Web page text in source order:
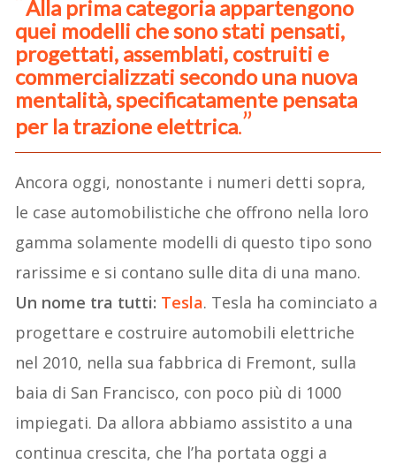
Alla prima categoria appartengono
quei modelli che sono stati pensati,
progettati, assemblati, costruiti e
commercializzati secondo una nuova
mentalità, specificatamente pensata
per la trazione elettrica.
Ancora oggi, nonostante i numeri detti sopra,
le case automobilistiche che offrono nella loro
gamma solamente modelli di questo tipo sono
rarissime e si contano sulle dita di una mano.
Un nome tra tutti: Tesla. Tesla ha cominciato a
progettare e costruire automobili elettriche
nel 2010, nella sua fabbrica di Fremont, sulla
baia di San Francisco, con poco più di 1000
impiegati. Da allora abbiamo assistito a una
continua crescita, che l’ha portata oggi a